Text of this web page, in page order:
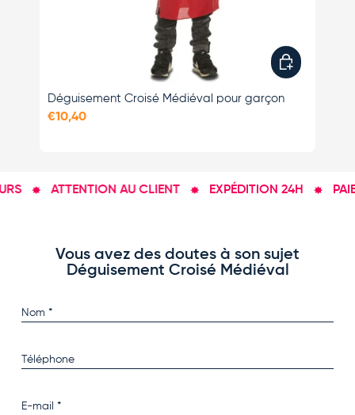
Déguisement Croisé Médiéval pour garçon
€10,40
Choisir les
ATTENTION AU CLIENT EXPÉDITION 24H
Vous avez des doutes à son sujet
Déguisement Croisé Médiéval